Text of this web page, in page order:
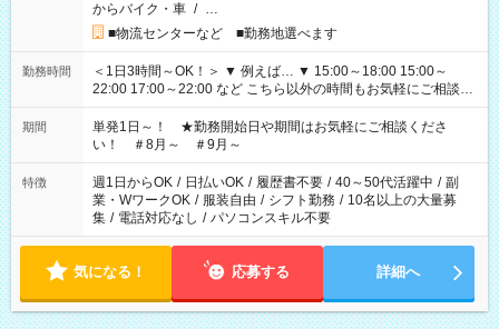
からバイク・車 / …
■物流センターなど ■勤務地選べます
勤務時間
＜1日3時間～OK！＞ ▼ 例えば… ▼ 15:00～18:00 15:00～
22:00 17:00～22:00 など こちら以外の時間もお気軽にご相談く
ださい！
期間
単発1日～！ ★勤務開始日や期間はお気軽にご相談くださ
い！ ＃8月～ ＃9月～
特徴 週1日からOK / 日払いOK / 履歴書不要 / 40～50代活躍中 / 副
業・WワークOK / 服装自由 / シフト勤務 / 10名以上の大量募
集 / 電話対応なし / パソコンスキル不要
気になる！ 応募する 詳細へ